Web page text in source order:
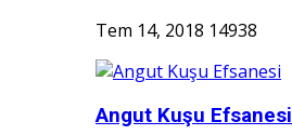
Tem 14, 2018 14938
Angut Kuşu Efsanesi